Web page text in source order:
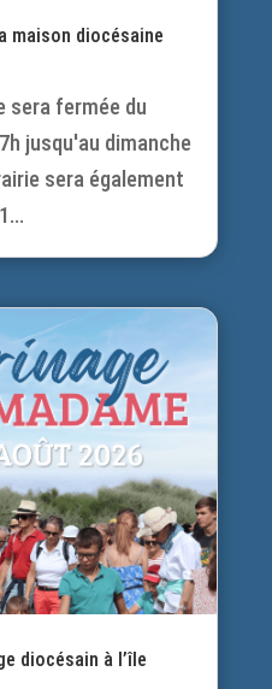
maison diocésaine
sera fermée du
jusqu'au dimanche
sera également
diocésain à l’île